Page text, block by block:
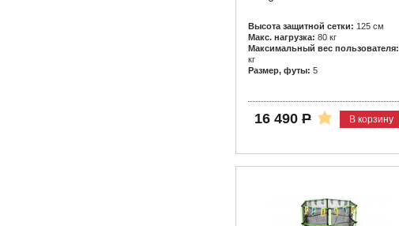
Высота защитной сетки: 125 см
Макс. нагрузка: 80 кг
Максимальный вес пользователя:
кг
Размер, футы: 5
16 490Р В корзину